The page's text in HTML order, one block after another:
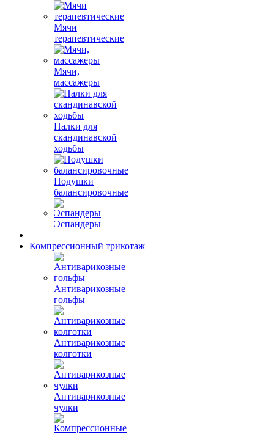
Мячи
терапевтические
Мячи,
массажеры
Палки для
скандинавской
ходьбы
Подушки
балансировочные
Эспандеры
Компрессионный трикотаж
Антиварикозные
гольфы
Антиварикозные
колготки
Антиварикозные
чулки